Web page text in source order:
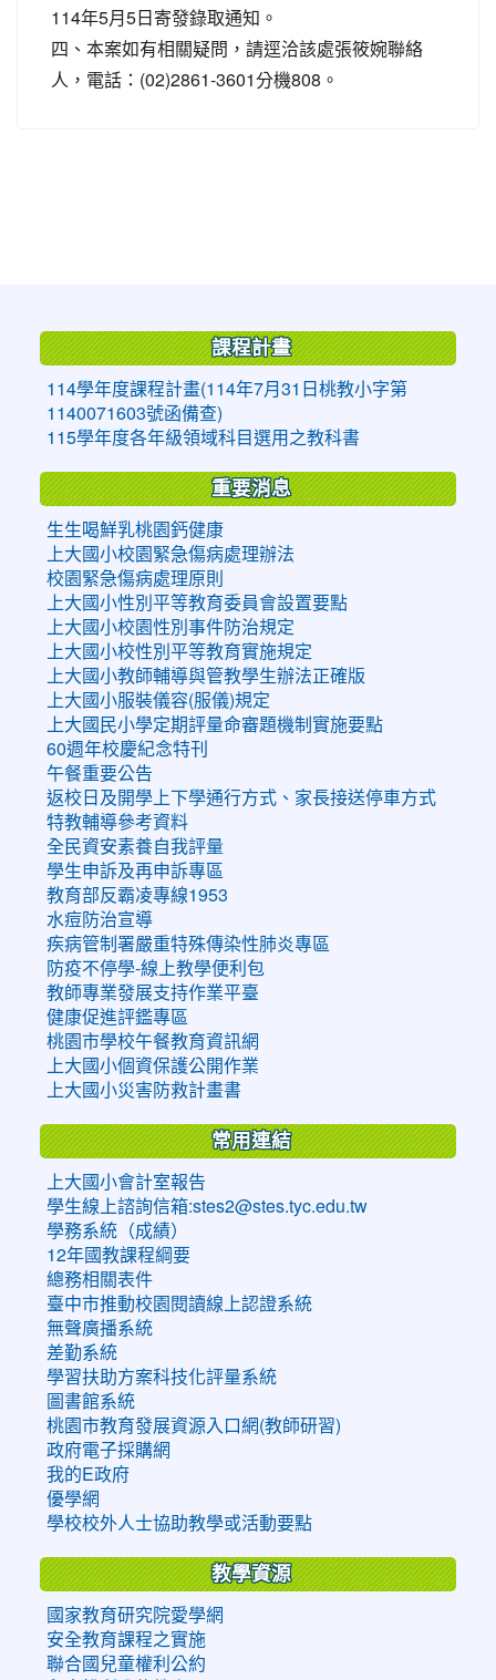
114年5月5日寄發錄取通知。
四、本案如有相關疑問，請逕洽該處張筱婉聯絡
人，電話：(02)2861-3601分機808。
課程計畫
114學年度課程計畫(114年7月31日桃教小字第
1140071603號函備查)
115學年度各年級領域科目選用之教科書
重要消息
生生喝鮮乳桃園鈣健康
上大國小校園緊急傷病處理辦法
校園緊急傷病處理原則
上大國小性別平等教育委員會設置要點
上大國小校園性別事件防治規定
上大國小校性別平等教育實施規定
上大國小教師輔導與管教學生辦法正確版
上大國小服裝儀容(服儀)規定
上大國民小學定期評量命審題機制實施要點
60週年校慶紀念特刊
午餐重要公告
返校日及開學上下學通行方式、家長接送停車方式
特教輔導參考資料
全民資安素養自我評量
學生申訴及再申訴專區
教育部反霸凌專線1953
水痘防治宣導
疾病管制署嚴重特殊傳染性肺炎專區
防疫不停學-線上教學便利包
教師專業發展支持作業平臺
健康促進評鑑專區
桃園市學校午餐教育資訊網
上大國小個資保護公開作業
上大國小災害防救計畫書
常用連結
上大國小會計室報告
學生線上諮詢信箱:stes2@stes.tyc.edu.tw
學務系統（成績）
12年國教課程綱要
總務相關表件
臺中市推動校園閱讀線上認證系統
無聲廣播系統
差勤系統
學習扶助方案科技化評量系統
圖書館系統
桃園市教育發展資源入口網(教師研習)
政府電子採購網
我的E政府
優學網
學校校外人士協助教學或活動要點
教學資源
國家教育研究院愛學網
安全教育課程之實施
聯合國兒童權利公約